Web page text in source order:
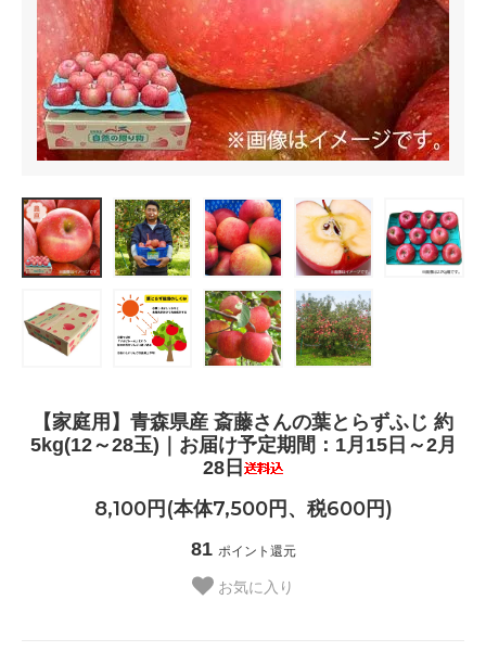
【家庭用】青森県産 斎藤さんの葉とらずふじ 約
5kg(12～28玉)｜お届け予定期間：1月15日～2月
28日
8,100円(本体7,500円、税600円)
81 ポイント還元
お気に入り